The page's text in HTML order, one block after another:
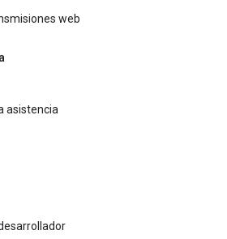
web
asistencia